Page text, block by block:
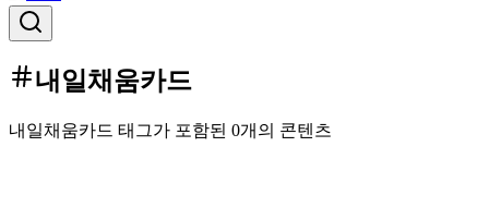
내일채움카드
내일채움카드 태그가 포함된 0개의 콘텐츠